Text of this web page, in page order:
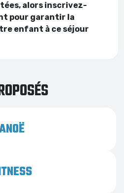
alors inscrivez-
pour garantir la
enfant à ce séjour